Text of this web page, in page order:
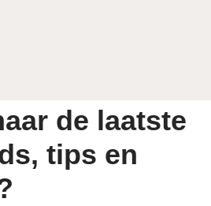
de laatste
tips en